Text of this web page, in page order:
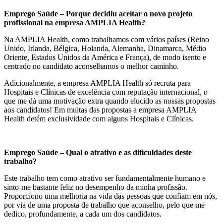
Emprego Saúde – Porque decidiu aceitar o novo projeto
profissional na empresa AMPLIA Health?
Na AMPLIA Health, como trabalhamos com vários países (Reino
Unido, Irlanda, Bélgica, Holanda, Alemanha, Dinamarca, Médio
Oriente, Estados Unidos da América e França), de modo isento e
centrado no candidato aconselhamos o melhor caminho.
Adicionalmente, a empresa AMPLIA Health só recruta para
Hospitais e Clínicas de excelência com reputação internacional, o
que me dá uma motivação extra quando elucido as nossas propostas
aos candidatos! Em muitas das propostas a empresa AMPLIA
Health detém exclusividade com alguns Hospitais e Clínicas.
Emprego Saúde – Qual o atrativo e as dificuldades deste
trabalho?
Este trabalho tem como atrativo ser fundamentalmente humano e
sinto-me bastante feliz no desempenho da minha profissão.
Proporciono uma melhoria na vida das pessoas que confiam em nós,
por via de uma proposta de trabalho que aconselho, pelo que me
dedico, profundamente, a cada um dos candidatos.